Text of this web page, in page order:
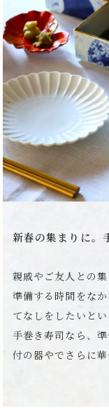
新春の集まりに。
親戚やご友人との
準備する時間をな
てなしをしたいと
手巻き寿司なら、
付の器やでさらに